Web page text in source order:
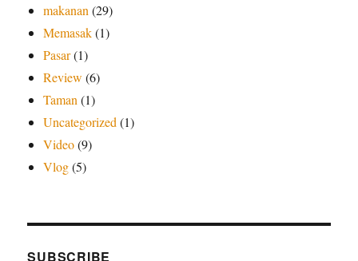
makanan (29)
Memasak(1)
Pasar(1)
Review (6)
Taman (1)
Uncategorized (1)
Video(9)
Vlog(5)
SUBSCRIBE